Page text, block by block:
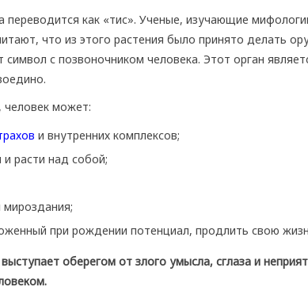
переводится как «тис». Ученые, изучающие
что из этого растения было принято делать
с позвоночником человека. Этот орган
человек может:
и внутренних комплексов;
расти над собой;
мироздания;
при рождении потенциал, продлить свою
оберегом от злого умысла, сглаза и